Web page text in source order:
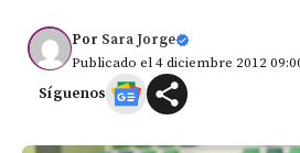
Por Sara Jorge
Publicado el 4 diciembre 2012
Síguenos